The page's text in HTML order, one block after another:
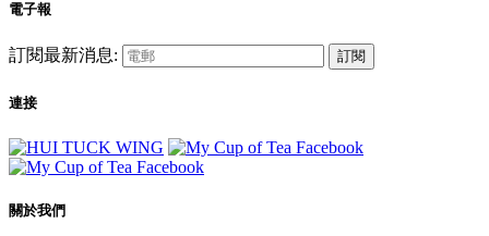
電子報
訂閱最新消息: 訂閱
連接
關於我們